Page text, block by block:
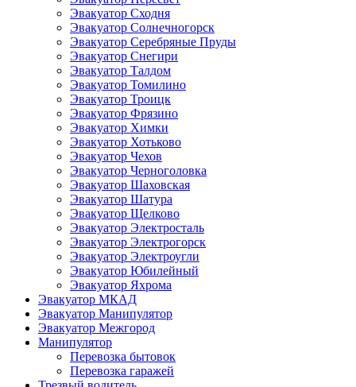
Эвакуатор Сходня
Эвакуатор Солнечногорск
Эвакуатор Серебряные Пруды
Эвакуатор Снегири
Эвакуатор Талдом
Эвакуатор Томилино
Эвакуатор Троицк
Эвакуатор Фрязино
Эвакуатор Химки
Эвакуатор Хотьково
Эвакуатор Чехов
Эвакуатор Черноголовка
Эвакуатор Шаховская
Эвакуатор Шатура
Эвакуатор Щелково
Эвакуатор Электросталь
Эвакуатор Электрогорск
Эвакуатор Электроугли
Эвакуатор Юбилейный
Эвакуатор Яхрома
Эвакуатор МКАД
Эвакуатор Манипулятор
Эвакуатор Межгород
Манипулятор
Перевозка бытовок
Перевозка гаражей